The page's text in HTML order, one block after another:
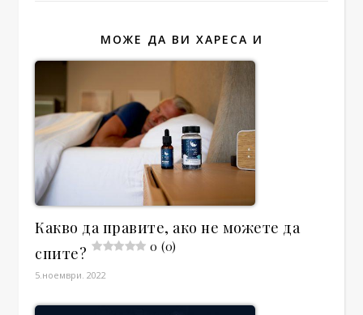
МОЖЕ ДА ВИ ХАРЕСА И
Какво да правите, ако не можете да
спите?
0 (0)
5.ноември. 2022